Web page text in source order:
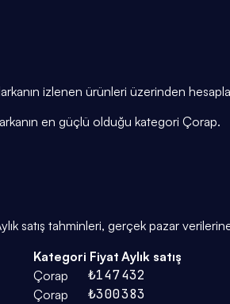
izlenen ürünleri üzerinden
en güçlü olduğu kategori Çorap.
satış tahminleri, gerçek pazar
Kategori Fiyat Aylık satış
Çorap ₺147432
Çorap ₺300383